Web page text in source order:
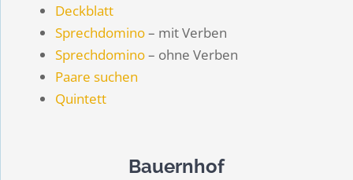
Deckblatt
Sprechdomino– mit Verben
Sprechdomino– ohne Verben
Paare suchen
Quintett
Bauernhof